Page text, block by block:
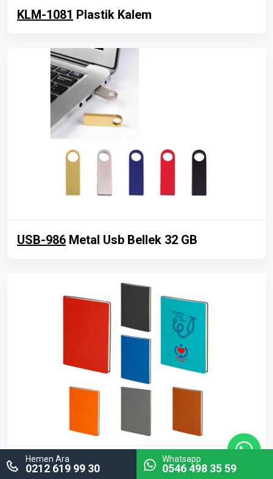
KLM-1081 Plastik Kalem
USB-986 Metal Usb Bellek 32 GB
AJD-956Tarihsiz Defter
Hemen Ara
0212 619 99 30
Whatsapp
0546 498 35 59